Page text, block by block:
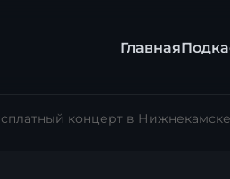
Главная
концерт в Нижнекамске